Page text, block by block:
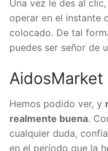
realizar la
considerar el % de
Una vez le des al
has colocado. De tal
Hemos podido ver, y